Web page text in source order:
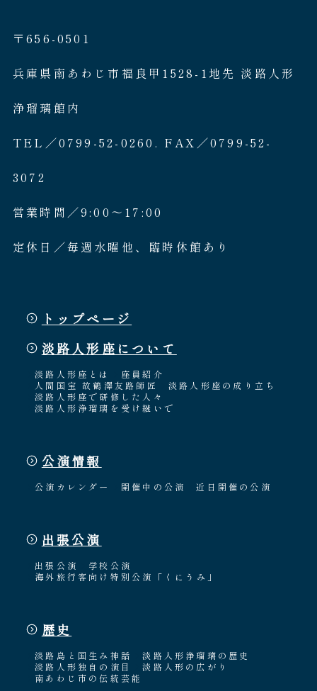
〒656-0501
兵庫県南あわじ市福良甲1528-1地先 淡路人形
浄瑠璃館内
TEL／0799-52-0260. FAX／0799-52-
3072
営業時間／9:00〜17:00
定休日／毎週水曜他、臨時休館あり
トップページ
淡路人形座について
淡路人形座とは
座員紹介
人間国宝 故鶴澤友路師匠
淡路人形座の成り立ち
淡路人形座で研修した人々
淡路人形浄瑠璃を受け継いで
公演情報
公演カレンダー 開催中の公演 近日開催の公演
出張公演
出張公演
学校公演
海外旅行客向け特別公演「くにうみ」
歴史
淡路島と国生み神話
淡路人形浄瑠璃の歴史
淡路人形独自の演目
淡路人形の広がり
南あわじ市の伝統芸能